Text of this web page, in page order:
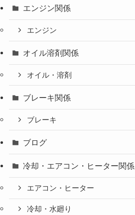
エンジン関係
エンジン
オイル溶剤関係
オイル・溶剤
ブレーキ関係
ブレーキ
ブログ
冷却・エアコン・ヒーター関係
エアコン・ヒーター
冷却・水廻り